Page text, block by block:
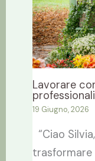
Lavorare
professionali
19 Giugno, 2026
“Ciao
trasformare